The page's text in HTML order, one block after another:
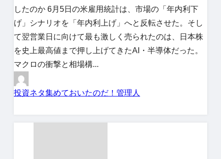
したのか 6月5日の米雇用統計は、市場の「年内利下
げ」シナリオを「年内利上げ」へと反転させた。そし
て翌営業日に向けて最も激しく売られたのは、日本株
を史上最高値まで押し上げてきたAI・半導体だった。
マクロの衝撃と相場構...
投資ネタ集めておいたのだ！管理人